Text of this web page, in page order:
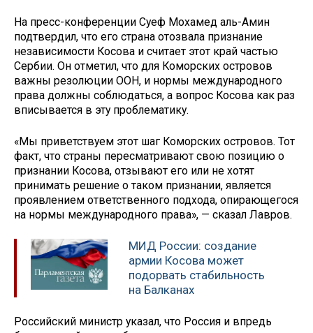
На пресс-конференции Суеф Мохамед аль-Амин
подтвердил, что его страна отозвала признание
независимости Косова и считает этот край частью
Сербии. Он отметил, что для Коморских островов
важны резолюции ООН, и нормы международного
права должны соблюдаться, а вопрос Косова как раз
вписывается в эту проблематику.
«Мы приветствуем этот шаг Коморских островов. Тот
факт, что страны пересматривают свою позицию о
признании Косова, отзывают его или не хотят
принимать решение о таком признании, является
проявлением ответственного подхода, опирающегося
на нормы международного права», — сказал Лавров.
МИД России: создание
армии Косова может
подорвать стабильность
на Балканах
Российский министр указал, что Россия и впредь